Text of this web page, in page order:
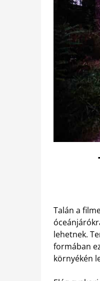
Talán a
lehetnek.
formában
környékén